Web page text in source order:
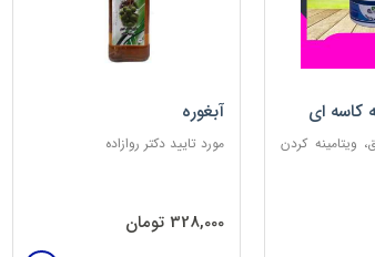
کاسه ای
ویتامینه کردن
آبغوره
مورد تایید دکتر روازاده
328,000 تومان